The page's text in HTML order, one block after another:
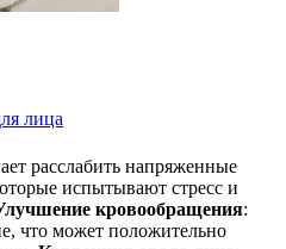
лица
расслабить напряженные
испытывают стресс и
кровообращения:
что может положительно